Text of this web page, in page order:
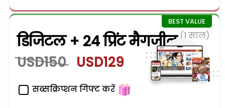
डिजिटल + 24 प्रिंट मैगजीन (1 साल)
USD150 USD129
सब्सक्रिप्शन गिफ्ट करें